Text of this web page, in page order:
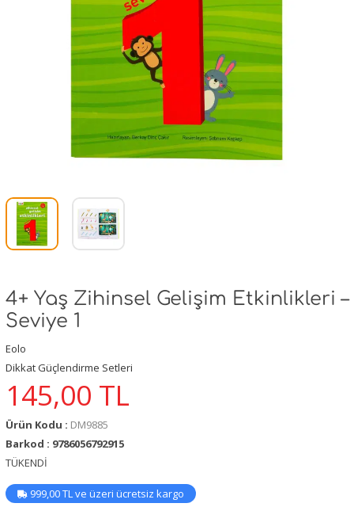
4+ Yaş Zihinsel Gelişim Etkinlikleri –
Seviye 1
Eolo
Dikkat Güçlendirme Setleri
145,00 TL
Ürün Kodu : DM9885
Barkod : 9786056792915
TÜKENDİ
999,00 TL ve üzeri ücretsiz kargo